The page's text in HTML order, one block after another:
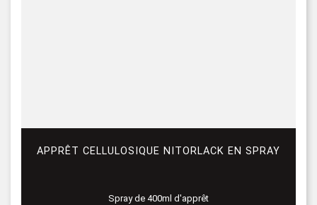
APPRÊT CELLULOSIQUE NITORLACK EN SPRAY
Spray de 400ml d'apprêt